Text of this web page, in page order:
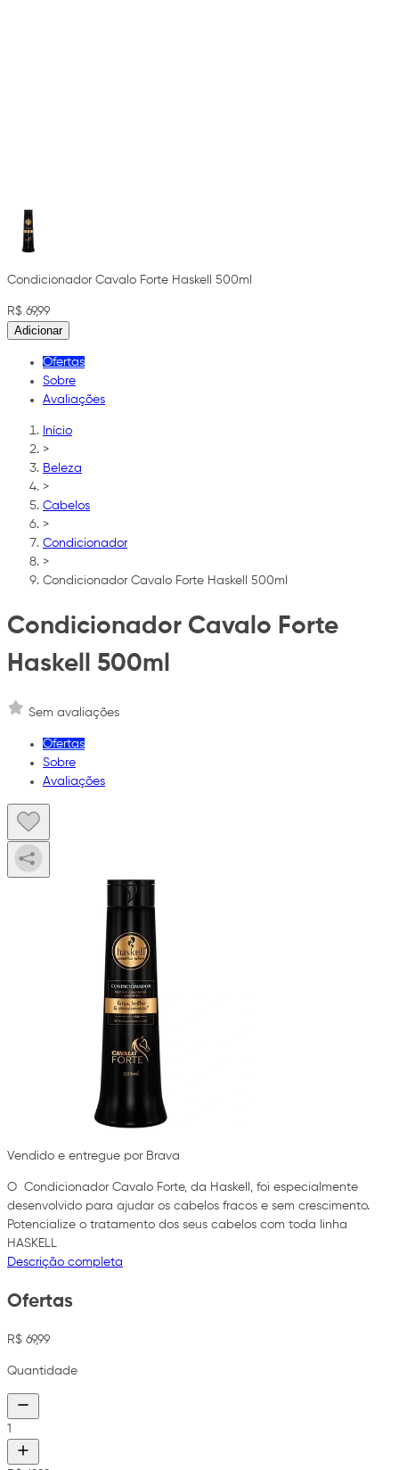
Condicionador Cavalo Forte Haskell 500ml
R$ 69,99
Adicionar
Ofertas
Sobre
Avaliações
Início
>
Beleza
>
Cabelos
>
Condicionador
>
Condicionador Cavalo Forte Haskell 500ml
Condicionador Cavalo Forte
Haskell 500ml
Sem avaliações
Ofertas
Sobre
Avaliações
Vendido e entregue por Brava
O Condicionador Cavalo Forte, da Haskell, foi especialmente
desenvolvido para ajudar os cabelos fracos e sem crescimento.
Potencialize o tratamento dos seus cabelos com toda linha
HASKELL
Descrição completa
Ofertas
R$ 69,99
Quantidade
1